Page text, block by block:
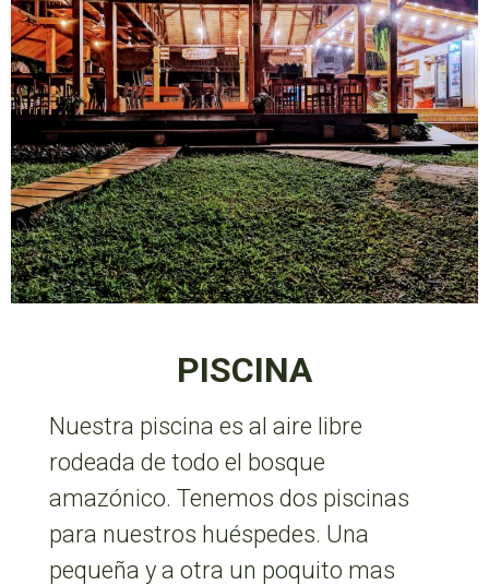
PISCINA
Nuestra piscina es al aire libre
rodeada de todo el bosque
amazónico. Tenemos dos piscinas
para nuestros huéspedes. Una
pequeña y a otra un poquito mas